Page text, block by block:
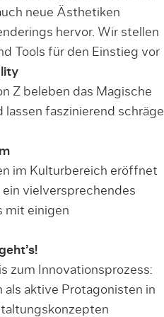
neue Ästhetiken
hervor. Wir stellen
Tools für den Einstieg vor
Z beleben das Magische
faszinierend schräge
im Kulturbereich eröffnet
vielversprechendes
mit einigen
zum Innovationsprozess:
als aktive Protagonisten in